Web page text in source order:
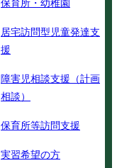
保育所・幼稚園
居宅訪問型児童発達支
援
障害児相談支援（計画
相談）
保育所等訪問支援
実習希望の方